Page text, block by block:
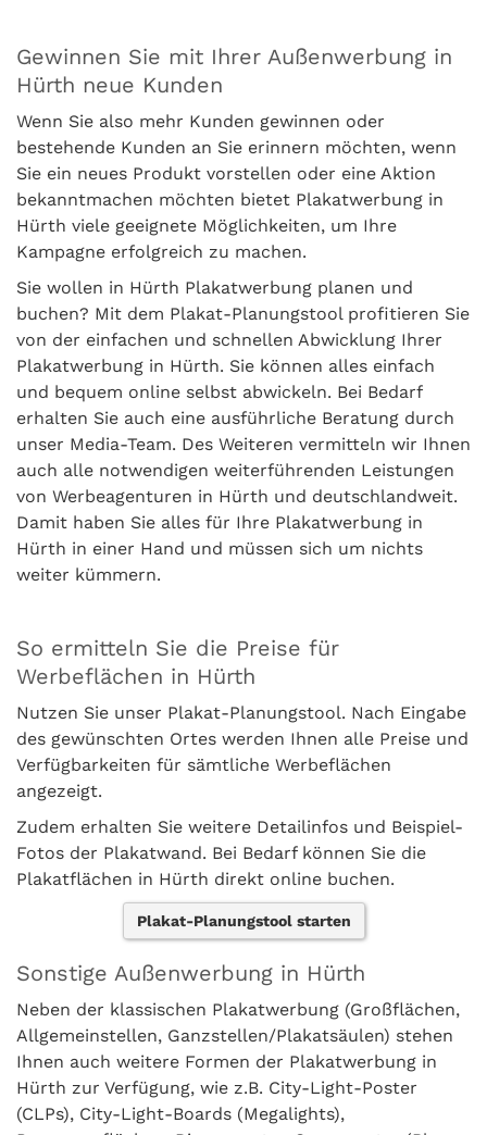
Gewinnen Sie mit Ihrer Außenwerbung in
Hürth neue Kunden
Wenn Sie also mehr Kunden gewinnen oder
bestehende Kunden an Sie erinnern möchten, wenn
Sie ein neues Produkt vorstellen oder eine Aktion
bekanntmachen möchten bietet Plakatwerbung in
Hürth viele geeignete Möglichkeiten, um Ihre
Kampagne erfolgreich zu machen.
Sie wollen in Hürth Plakatwerbung planen und
buchen? Mit dem Plakat-Planungstool profitieren Sie
von der einfachen und schnellen Abwicklung Ihrer
Plakatwerbung in Hürth. Sie können alles einfach
und bequem online selbst abwickeln. Bei Bedarf
erhalten Sie auch eine ausführliche Beratung durch
unser Media-Team. Des Weiteren vermitteln wir Ihnen
auch alle notwendigen weiterführenden Leistungen
von Werbeagenturen in Hürth und deutschlandweit.
Damit haben Sie alles für Ihre Plakatwerbung in
Hürth in einer Hand und müssen sich um nichts
weiter kümmern.
So ermitteln Sie die Preise für
Werbeflächen in Hürth
Nutzen Sie unser Plakat-Planungstool. Nach Eingabe
des gewünschten Ortes werden Ihnen alle Preise und
Verfügbarkeiten für sämtliche Werbeflächen
angezeigt.
Zudem erhalten Sie weitere Detailinfos und Beispiel-
Fotos der Plakatwand. Bei Bedarf können Sie die
Plakatflächen in Hürth direkt online buchen.
Plakat-Planungstool starten
Sonstige Außenwerbung in Hürth
Neben der klassischen Plakatwerbung (Großflächen,
Allgemeinstellen, Ganzstellen/Plakatsäulen) stehen
Ihnen auch weitere Formen der Plakatwerbung in
Hürth zur Verfügung, wie z.B. City-Light-Poster
(CLPs), City-Light-Boards (Megalights),